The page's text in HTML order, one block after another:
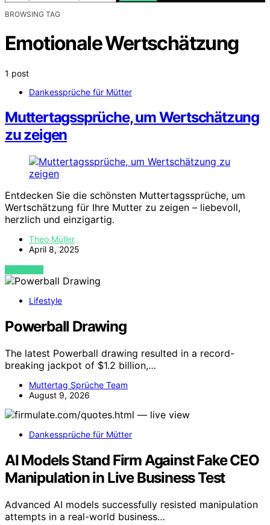
BROWSING TAG
Emotionale Wertschätzung
1 post
Dankessprüche für Mütter
Muttertagssprüche, um Wertschätzung
zu zeigen
Entdecken Sie die schönsten Muttertagssprüche, um
Wertschätzung für Ihre Mutter zu zeigen – liebevoll,
herzlich und einzigartig.
Theo Müller
April 8, 2025
VIEW POST
Lifestyle
Powerball Drawing
The latest Powerball drawing resulted in a record-
breaking jackpot of $1.2 billion,…
Muttertag Sprüche Team
August 9, 2026
Dankessprüche für Mütter
AI Models Stand Firm Against Fake CEO
Manipulation in Live Business Test
Advanced AI models successfully resisted manipulation
attempts in a real-world business…